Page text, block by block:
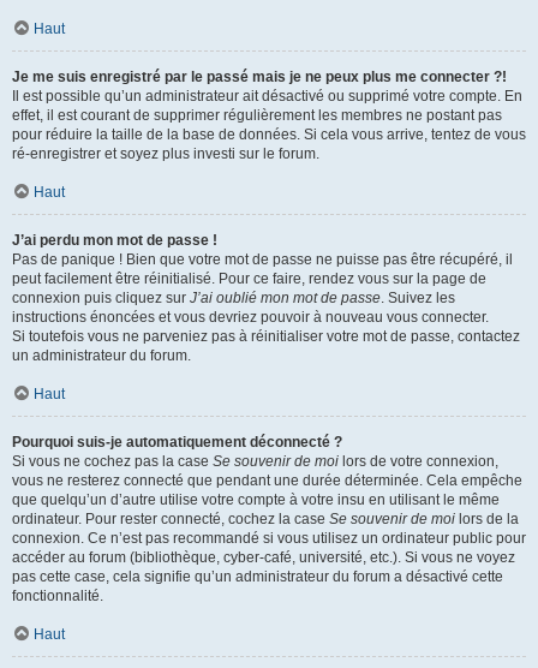
Haut
Je me suis enregistré par le passé mais je ne peux plus me connecter ?!
Il est possible qu’un administrateur ait désactivé ou supprimé votre compte. En
effet, il est courant de supprimer régulièrement les membres ne postant pas
pour réduire la taille de la base de données. Si cela vous arrive, tentez de vous
ré-enregistrer et soyez plus investi sur le forum.
Haut
J’ai perdu mon mot de passe !
Pas de panique ! Bien que votre mot de passe ne puisse pas être récupéré, il
peut facilement être réinitialisé. Pour ce faire, rendez vous sur la page de
connexion puis cliquez sur J’ai oublié mon mot de passe. Suivez les
instructions énoncées et vous devriez pouvoir à nouveau vous connecter.
Si toutefois vous ne parveniez pas à réinitialiser votre mot de passe, contactez
un administrateur du forum.
Haut
Pourquoi suis-je automatiquement déconnecté ?
Si vous ne cochez pas la case Se souvenir de moi lors de votre connexion,
vous ne resterez connecté que pendant une durée déterminée. Cela empêche
que quelqu’un d’autre utilise votre compte à votre insu en utilisant le même
ordinateur. Pour rester connecté, cochez la case Se souvenir de moi lors de la
connexion. Ce n’est pas recommandé si vous utilisez un ordinateur public pour
accéder au forum (bibliothèque, cyber-café, université, etc.). Si vous ne voyez
pas cette case, cela signifie qu’un administrateur du forum a désactivé cette
fonctionnalité.
Haut